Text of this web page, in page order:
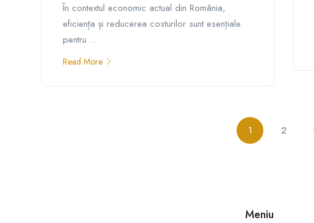
În contextul economic actual din România,
eficiența și reducerea costurilor sunt esențiale
pentru ...
Read More
1 2
Meniu